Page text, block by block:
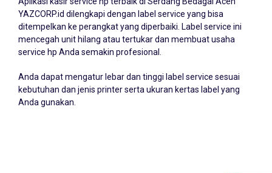
YAZCORP.id dilengkapi dengan label service yang bisa
ditempelkan ke perangkat yang diperbaiki. Label service ini
mencegah unit hilang atau tertukar dan membuat usaha
service hp Anda semakin profesional.
kebutuhan dan jenis printer serta ukuran kertas label yang
Anda gunakan.